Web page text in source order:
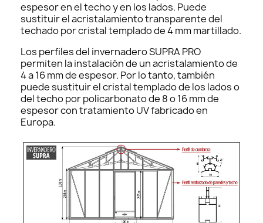
espesor en el techo y en los lados. Puede
sustituir el acristalamiento transparente del
techado por cristal templado de 4 mm martillado.
Los perfiles del invernadero SUPRA PRO
permiten la instalación de un acristalamiento de
4 a 16 mm de espesor. Por lo tanto, también
puede sustituir el cristal templado de los lados o
del techo por policarbonato de 8 o 16 mm de
espesor con tratamiento UV fabricado en
Europa.